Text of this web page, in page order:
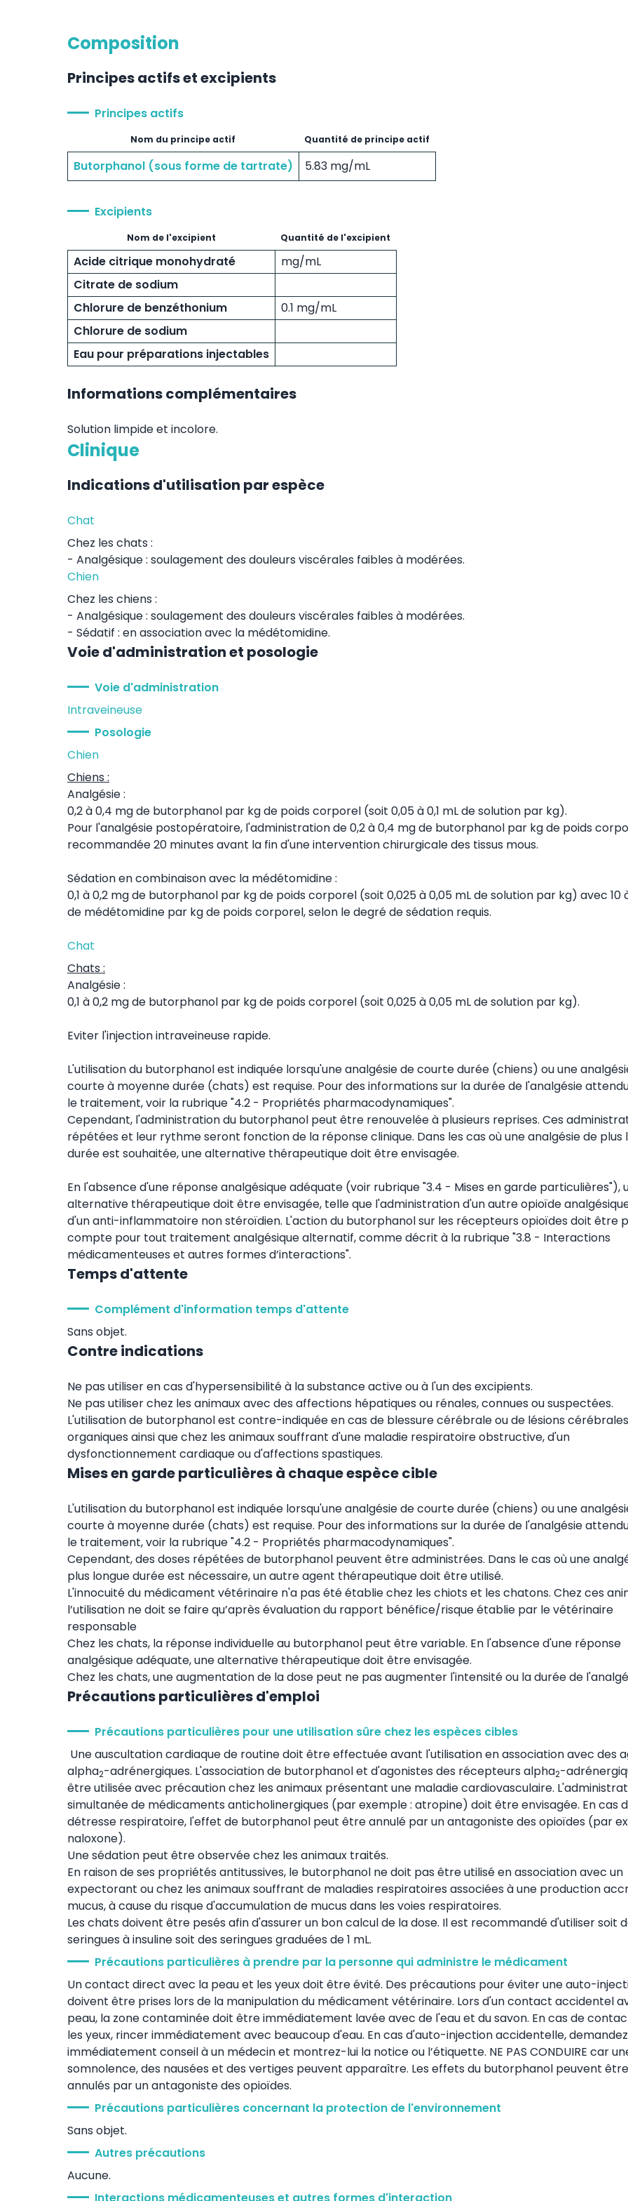
Composition
Principes actifs et excipients
Principes actifs
Nom du principe actif Quantité de principe actif
Butorphanol (sous forme de tartrate) 5.83 mg/mL
Excipients
Nom de l'excipient Quantité de l'excipient
Acide citrique monohydraté
mg/mL
Citrate de sodium
Chlorure de benzéthonium
0.1 mg/mL
Chlorure de sodium
Eau pour préparations injectables
Informations complémentaires
Solution limpide et incolore.
Clinique
Indications d'utilisation par espèce
Chat
Chez les chats :
- Analgésique : soulagement des douleurs viscérales faibles à modérées.
Chien
Chez les chiens :
- Analgésique : soulagement des douleurs viscérales faibles à modérées.
- Sédatif : en association avec la médétomidine.
Voie d'administration et posologie
Voie d'administration
Intraveineuse
Posologie
Chien
Chiens :
Analgésie :
0,2 à 0,4 mg de butorphanol par kg de poids corporel (soit 0,05 à 0,1 mL de solution par kg).
Pour l'analgésie postopératoire, l'administration de 0,2 à 0,4 mg de butorphanol par kg de poids
recommandée 20 minutes avant la fin d'une intervention chirurgicale des tissus mous.
Sédation en combinaison avec la médétomidine :
0,1 à 0,2 mg de butorphanol par kg de poids corporel (soit 0,025 à 0,05 mL de solution par kg) avec 10
de médétomidine par kg de poids corporel, selon le degré de sédation requis.
Chat
Chats :
Analgésie :
0,1 à 0,2 mg de butorphanol par kg de poids corporel (soit 0,025 à 0,05 mL de solution par kg).
Eviter l'injection intraveineuse rapide.
L'utilisation du butorphanol est indiquée lorsqu'une analgésie de courte durée (chiens) ou une
courte à moyenne durée (chats) est requise. Pour des informations sur la durée de l'analgésie
le traitement, voir la rubrique "4.2 - Propriétés pharmacodynamiques".
Cependant, l'administration du butorphanol peut être renouvelée à plusieurs reprises. Ces
répétées et leur rythme seront fonction de la réponse clinique. Dans les cas où une analgésie de plus
durée est souhaitée, une alternative thérapeutique doit être envisagée.
En l'absence d'une réponse analgésique adéquate (voir rubrique "3.4 - Mises en garde particulières"),
alternative thérapeutique doit être envisagée, telle que l'administration d'un autre opioïde
d'un anti-inflammatoire non stéroïdien. L'action du butorphanol sur les récepteurs opioïdes doit être
compte pour tout traitement analgésique alternatif, comme décrit à la rubrique "3.8 - Interactions
médicamenteuses et autres formes d’interactions".
Temps d'attente
Complément d'information temps d'attente
Sans objet.
Contre indications
Ne pas utiliser en cas d'hypersensibilité à la substance active ou à l'un des excipients.
Ne pas utiliser chez les animaux avec des affections hépatiques ou rénales, connues ou suspectées.
L'utilisation de butorphanol est contre-indiquée en cas de blessure cérébrale ou de lésions cérébrales
organiques ainsi que chez les animaux souffrant d'une maladie respiratoire obstructive, d'un
dysfonctionnement cardiaque ou d'affections spastiques.
Mises en garde particulières à chaque espèce cible
L'utilisation du butorphanol est indiquée lorsqu'une analgésie de courte durée (chiens) ou une
courte à moyenne durée (chats) est requise. Pour des informations sur la durée de l'analgésie
le traitement, voir la rubrique "4.2 - Propriétés pharmacodynamiques".
Cependant, des doses répétées de butorphanol peuvent être administrées. Dans le cas où une
plus longue durée est nécessaire, un autre agent thérapeutique doit être utilisé.
L'innocuité du médicament vétérinaire n'a pas été établie chez les chiots et les chatons. Chez ces
l’utilisation ne doit se faire qu’après évaluation du rapport bénéfice/risque établie par le vétérinaire
responsable
Chez les chats, la réponse individuelle au butorphanol peut être variable. En l'absence d'une réponse
analgésique adéquate, une alternative thérapeutique doit être envisagée.
Chez les chats, une augmentation de la dose peut ne pas augmenter l'intensité ou la durée de
Précautions particulières d'emploi
Précautions particulières pour une utilisation sûre chez les espèces cibles
Une auscultation cardiaque de routine doit être effectuée avant l'utilisation en association avec des
alpha2-adrénergiques. L'association de butorphanol et d'agonistes des récepteurs alpha2-
être utilisée avec précaution chez les animaux présentant une maladie cardiovasculaire.
simultanée de médicaments anticholinergiques (par exemple : atropine) doit être envisagée. En cas
détresse respiratoire, l'effet de butorphanol peut être annulé par un antagoniste des opioïdes (par
naloxone).
Une sédation peut être observée chez les animaux traités.
En raison de ses propriétés antitussives, le butorphanol ne doit pas être utilisé en association avec un
expectorant ou chez les animaux souffrant de maladies respiratoires associées à une production
mucus, à cause du risque d'accumulation de mucus dans les voies respiratoires.
Les chats doivent être pesés afin d'assurer un bon calcul de la dose. Il est recommandé d'utiliser soit
seringues à insuline soit des seringues graduées de 1 mL.
Précautions particulières à prendre par la personne qui administre le médicament
Un contact direct avec la peau et les yeux doit être évité. Des précautions pour éviter une auto-
doivent être prises lors de la manipulation du médicament vétérinaire. Lors d'un contact accidentel
peau, la zone contaminée doit être immédiatement lavée avec de l'eau et du savon. En cas de
les yeux, rincer immédiatement avec beaucoup d'eau. En cas d'auto-injection accidentelle, demandez
immédiatement conseil à un médecin et montrez-lui la notice ou l’étiquette. NE PAS CONDUIRE car
somnolence, des nausées et des vertiges peuvent apparaître. Les effets du butorphanol peuvent être
annulés par un antagoniste des opioïdes.
Précautions particulières concernant la protection de l'environnement
Sans objet.
Autres précautions
Aucune.